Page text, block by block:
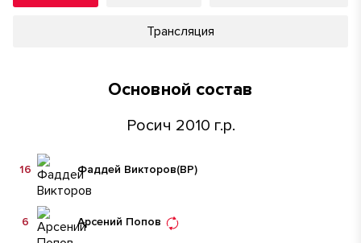
Трансляция
Основной состав
Росич 2010 г.р.
Фаддей Викторов(ВР)
16
Арсений Попов
6